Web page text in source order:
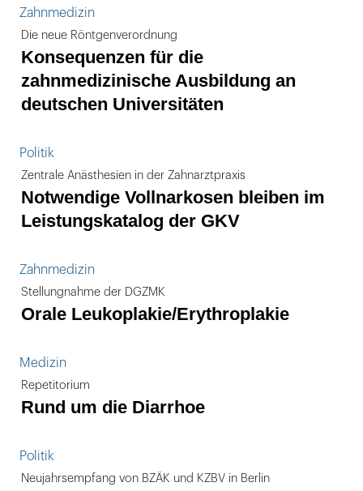
Zahnmedizin
Die neue Röntgenverordnung
Konsequenzen für die
zahnmedizinische Ausbildung an
deutschen Universitäten
Politik
Zentrale Anästhesien in der Zahnarztpraxis
Notwendige Vollnarkosen bleiben im
Leistungskatalog der GKV
Zahnmedizin
Stellungnahme der DGZMK
Orale Leukoplakie/Erythroplakie
Medizin
Repetitorium
Rund um die Diarrhoe
Politik
Neujahrsempfang von BZÄK und KZBV in Berlin